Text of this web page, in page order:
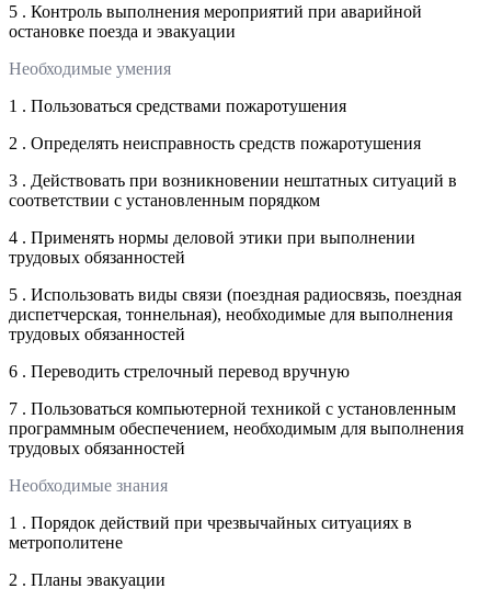
5 . Контроль выполнения мероприятий при аварийной
остановке поезда и эвакуации
Необходимые умения
1 . Пользоваться средствами пожаротушения
2 . Определять неисправность средств пожаротушения
3 . Действовать при возникновении нештатных ситуаций в
соответствии с установленным порядком
4 . Применять нормы деловой этики при выполнении
трудовых обязанностей
5 . Использовать виды связи (поездная радиосвязь, поездная
диспетчерская, тоннельная), необходимые для выполнения
трудовых обязанностей
6 . Переводить стрелочный перевод вручную
7 . Пользоваться компьютерной техникой с установленным
программным обеспечением, необходимым для выполнения
трудовых обязанностей
Необходимые знания
1 . Порядок действий при чрезвычайных ситуациях в
метрополитене
2 . Планы эвакуации